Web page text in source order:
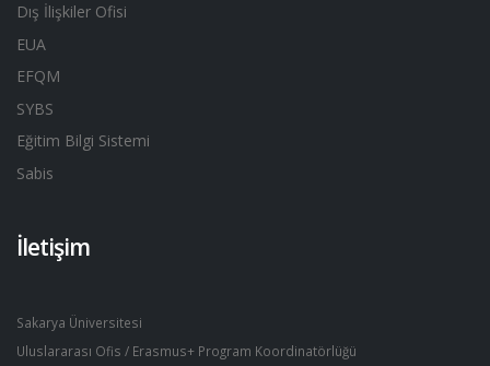
Dış İlişkiler Ofisi
EUA
EFQM
SYBS
Eğitim Bilgi Sistemi
Sabis
İletişim
Sakarya Üniversitesi
Uluslararası Ofis / Erasmus+ Program Koordinatörlüğü